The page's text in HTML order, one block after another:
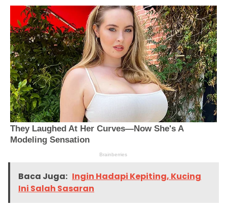
Baca Juga: Ingin Hadapi Kepiting, Kucing
Ini Salah Sasaran